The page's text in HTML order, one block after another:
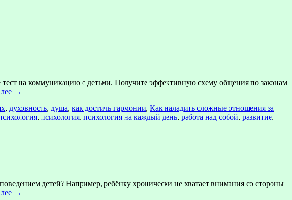
на коммуникацию с детьми. Получите эффективную схему общения по законам
→
, духовность, душа, как достичь гармонии, Как наладить сложные отношения за
, психология, психология на каждый день, работа над собой, развитие,
детей? Например, ребёнку хронически не хватает внимания со стороны
→